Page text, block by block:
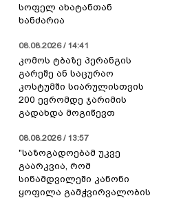
სოფელ ახატანთან
ხანძარია
08.08.2026 / 14:41
კომოს ტბაზე პერანგის
გარეშე ან საცურაო
კოსტუმში სიარულისთვის
200 ევრომდე ჯარიმის
გადახდა მოგიწევთ
08.08.2026 / 13:57
"საზოგადოებამ უკვე
გაარკვია, რომ
სინამდვილეში კანონი
ყოფილა გამჭვირვალობის